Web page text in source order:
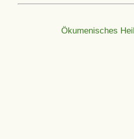
Ökumenisches